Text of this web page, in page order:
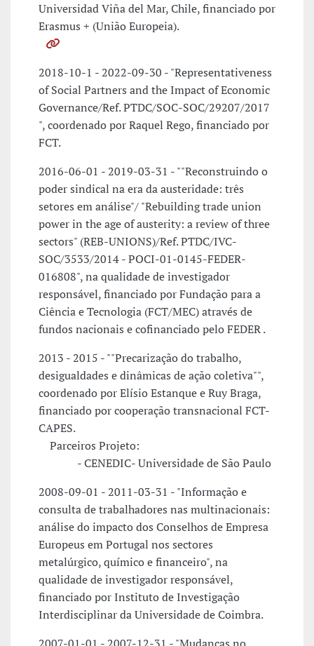
Universidad Viña del Mar, Chile, financiado por
Erasmus + (União Europeia).
2018-10-1 - 2022-09-30 - "Representativeness
of Social Partners and the Impact of Economic
Governance/Ref. PTDC/SOC-SOC/29207/2017
", coordenado por Raquel Rego, financiado por
FCT.
2016-06-01 - 2019-03-31 - ""Reconstruindo o
poder sindical na era da austeridade: três
setores em análise"/ "Rebuilding trade union
power in the age of austerity: a review of three
sectors" (REB-UNIONS)/Ref. PTDC/IVC-
SOC/3533/2014 - POCI-01-0145-FEDER-
016808", na qualidade de investigador
responsável, financiado por Fundação para a
Ciência e Tecnologia (FCT/MEC) através de
fundos nacionais e cofinanciado pelo FEDER .
2013 - 2015 - ""Precarização do trabalho,
desigualdades e dinâmicas de ação coletiva"",
coordenado por Elísio Estanque e Ruy Braga,
financiado por cooperação transnacional FCT-
CAPES.
Parceiros Projeto:
- CENEDIC- Universidade de São Paulo
2008-09-01 - 2011-03-31 - "Informação e
consulta de trabalhadores nas multinacionais:
análise do impacto dos Conselhos de Empresa
Europeus em Portugal nos sectores
metalúrgico, químico e financeiro", na
qualidade de investigador responsável,
financiado por Instituto de Investigação
Interdisciplinar da Universidade de Coimbra.